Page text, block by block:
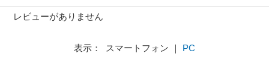
レビューがありません
表示： スマートフォン ｜ PC